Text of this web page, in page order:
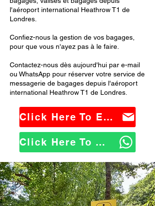
l'aéroport international Heathrow T1 de
Londres.
Confiez-nous la gestion de vos bagages,
pour que vous n'ayez pas à le faire.
Contactez-nous dès aujourd'hui par e-mail
ou WhatsApp pour réserver votre service de
messagerie de bagages depuis l'aéroport
international Heathrow T1 de Londres.
Click Here To Email Us
Click Here To WhatsApp Us